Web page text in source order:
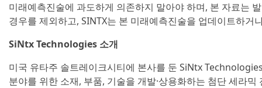
미래예측진술에 과도하게 의존하지 말아야 하며, 본 자료는
경우를 제외하고, SINTX는 본 미래예측진술을 업데이트하거
SiNtx Technologies 소개
미국 유타주 솔트레이크시티에 본사를 둔 SiNtx
분야를 위한 소재, 부품, 기술을 개발·상용화하는 첨단 세라